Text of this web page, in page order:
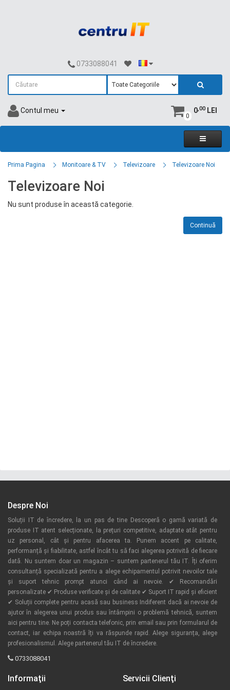
0733088041
Contul meu
0
0,00LEI
Prima Pagina Monitoare & TV Televizoare Televizoare Noi
Televizoare Noi
Nu sunt produse în această categorie.
Continuă
Despre Noi
Soluții IT de încredere, la un pas de tine Descoperă o gamă variată de
produse IT atent selecționate, la prețuri competitive, adaptate atât pentru
uz personal, cât și pentru afacerea ta. Punem accent pe calitate,
performanță și fiabilitate, astfel încât tu să faci alegerea potrivită de fiecare
dată. Nu suntem doar un magazin – suntem partenerul tău IT. Îți oferim
consultanță specializată pentru a alege echipamentul potrivit nevoilor tale
și suport tehnic prompt atunci când ai nevoie. ✔ Recomandări
personalizate ✔ Produse verificate și de calitate ✔ Suport IT rapid și eficient
✔ Soluții complete pentru acasă sau business Indiferent dacă ai nevoie de
ajutor în alegerea unui produs sau întâmpini o problemă tehnică, suntem
aici pentru tine. Ne poți contacta telefonic, prin email sau prin formularul de
contact, iar echipa noastră îți va răspunde rapid. Alege siguranța, alege
profesionalismul. Alege partenerul tău IT de încredere.
0733088041
Informaţii Servicii Clienţi